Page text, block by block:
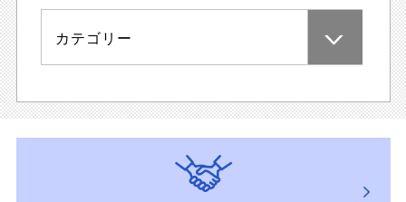
カテゴリー